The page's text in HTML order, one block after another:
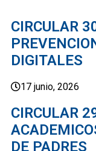
CIRCULAR
DIGITALES
17 junio, 2026
CIRCULAR
DE PADRES